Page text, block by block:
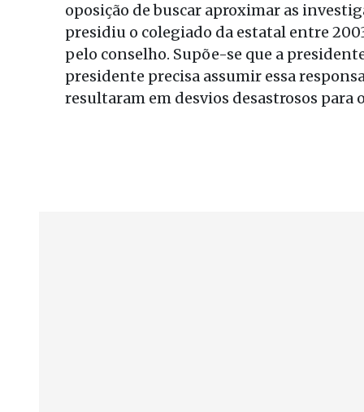
oposição de buscar aproximar as
presidiu o colegiado da estatal entre
pelo conselho. Supõe-se que a
presidente precisa assumir essa
resultaram em desvios desastrosos para